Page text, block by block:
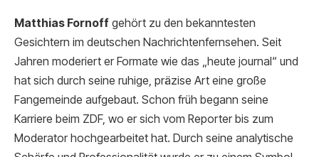
Matthias Fornoff gehört zu den bekanntesten
Gesichtern im deutschen Nachrichtenfernsehen. Seit
Jahren moderiert er Formate wie das „heute journal“ und
hat sich durch seine ruhige, präzise Art eine große
Fangemeinde aufgebaut. Schon früh begann seine
Karriere beim ZDF, wo er sich vom Reporter bis zum
Moderator hochgearbeitet hat. Durch seine analytische